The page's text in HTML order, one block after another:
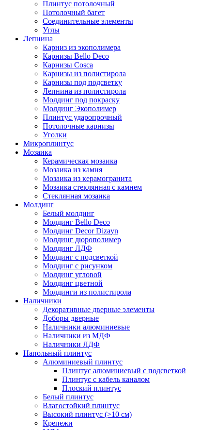
Плинтус потолочный
Потолочный багет
Соединительные элементы
Углы
Лепнина
Карниз из экополимера
Карнизы Bello Deco
Карнизы Cosca
Карнизы из полистирола
Карнизы под подсветку
Лепнина из полистирола
Молдинг под покраску
Молдинг Экополимер
Плинтус ударопрочный
Потолочные карнизы
Уголки
Микроплинтус
Мозаика
Керамическая мозаика
Мозаика из камня
Мозаика из керамогранита
Мозаика стеклянная с камнем
Стеклянная мозаика
Молдинг
Белый молдинг
Молдинг Bello Deco
Молдинг Decor Dizayn
Молдинг дюрополимер
Молдинг ЛДФ
Молдинг с подсветкой
Молдинг с рисунком
Молдинг угловой
Молдинг цветной
Молдинги из полистирола
Наличники
Декоративные дверные элементы
Доборы дверные
Наличники алюминиевые
Наличники из МДФ
Наличники ЛДФ
Напольный плинтус
Алюминиевый плинтус
Плинтус алюминиевый с подсветкой
Плинтус с кабель каналом
Плоский плинтус
Белый плинтус
Влагостойкий плинтус
Высокий плинтус (>10 см)
Крепежи